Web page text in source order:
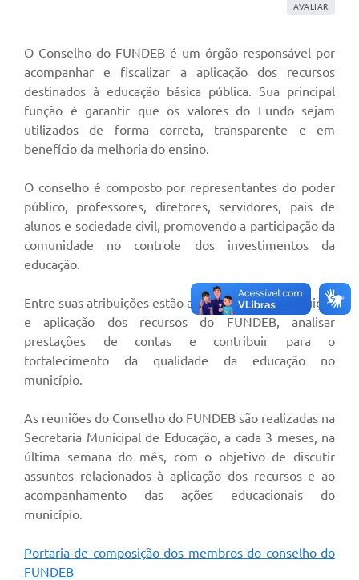
Ouvidoria
Arquivos para Download
SELEÇÃO PÚBLICA PARA PREVIDÊNCIA COMPLEMENTAR
Galeria de Fotos
Contato
AVALIAR
O Conselho do FUNDEB é um órgão responsável por
acompanhar e fiscalizar a aplicação dos recursos
destinados à educação básica pública. Sua principal
função é garantir que os valores do Fundo sejam
utilizados de forma correta, transparente e em
benefício da melhoria do ensino.
O conselho é composto por representantes do poder
público, professores, diretores, servidores, pais de
alunos e sociedade civil, promovendo a participação da
comunidade no controle dos investimentos da
educação.
Entre suas atribuições estão acompanhar a distribuição
e aplicação dos recursos do FUNDEB, analisar
prestações de contas e contribuir para o
fortalecimento da qualidade da educação no
município.
As reuniões do Conselho do FUNDEB são realizadas na
Secretaria Municipal de Educação, a cada 3 meses, na
última semana do mês, com o objetivo de discutir
assuntos relacionados à aplicação dos recursos e ao
acompanhamento das ações educacionais do
município.
Portaria de composição dos membros do conselho do
FUNDEB